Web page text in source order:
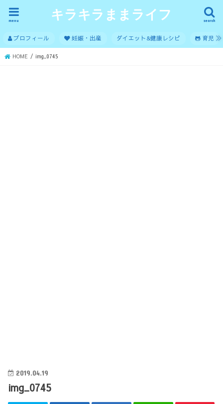
キラキラままライフ search
menu
プロフィール 妊娠・出産 ダイエット&健康レシピ 育児
HOME img_0745
2019.04.19
img_0745